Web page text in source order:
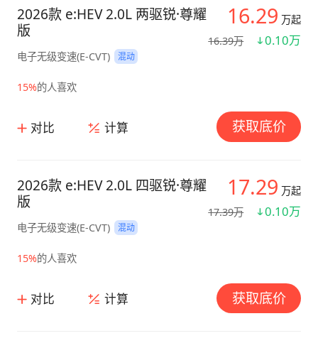
16.29 万起
16.39万
0.10万
2026款 e:HEV 2.0L 两驱锐·尊耀
版
电子无级变速(E-CVT) 混动
15%的人喜欢
对比 计算 获取底价
17.29 万起
17.39万
0.10万
2026款 e:HEV 2.0L 四驱锐·尊耀
版
电子无级变速(E-CVT) 混动
15%的人喜欢
对比 计算 获取底价